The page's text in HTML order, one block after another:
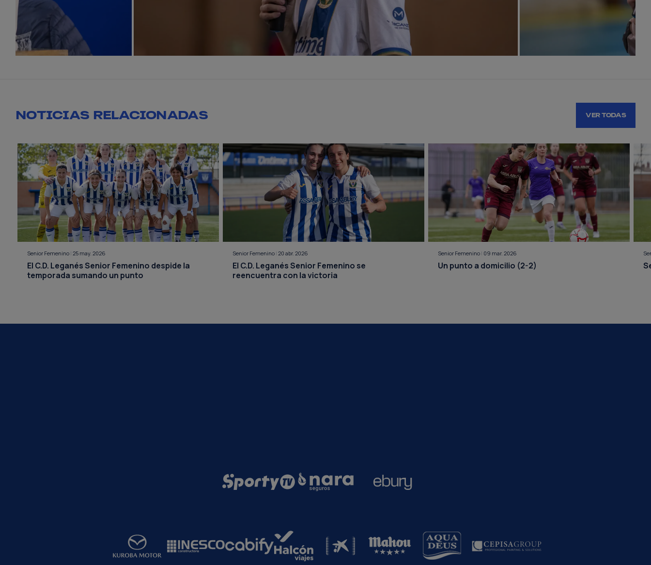
NOTICIAS RELACIONADAS VER TODAS
Senior Femenino | 25 may. 2026
El C.D. Leganés Senior Femenino despide la
temporada sumando un punto
Senior Femenino | 20 abr. 2026
El C.D. Leganés Senior Femenino se
reencuentra con la victoria
Senior Femenino | 09 mar. 2026
Un punto a domicilio (2-2)